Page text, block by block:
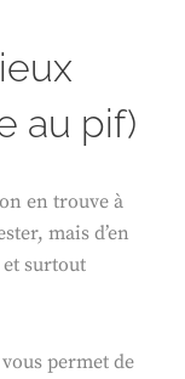
au pif)
en trouve à
mais d’en
surtout
permet de